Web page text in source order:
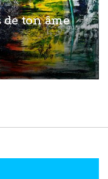
ton âme